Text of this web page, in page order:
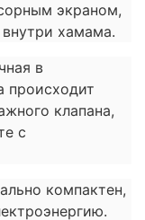
экраном,
хамама.
в
происходит
клапана,
с
компактен,